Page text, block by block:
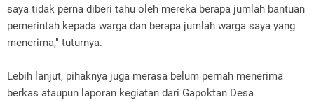
saya tidak perna diberi tahu oleh mereka berapa jumlah bantuan
pemerintah kepada warga dan berapa jumlah warga saya yang
menerima," tuturnya.
Lebih lanjut, pihaknya juga merasa belum pernah menerima
berkas ataupun laporan kegiatan dari Gapoktan Desa